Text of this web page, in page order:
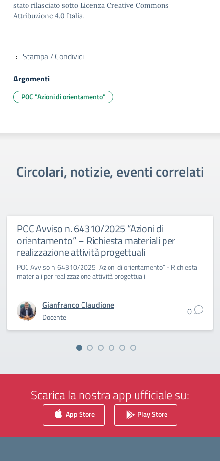
stato rilasciato sotto Licenza Creative Commons
Attribuzione 4.0 Italia.
Stampa / Condividi
Argomenti
POC "Azioni di orientamento"
Circolari, notizie, eventi correlati
POC Avviso n. 64310/2025 “Azioni di
orientamento” – Richiesta materiali per
realizzazione attività progettuali
POC Avviso n. 64310/2025 “Azioni di orientamento” - Richiesta
materiali per realizzazione attività progettuali
Gianfranco Claudione
Docente 0
Scarica la nostra app ufficiale su:
App Store Play Store